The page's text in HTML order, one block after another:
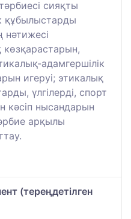
сияқты
құбылыстарды
адамгершілік
игеруі; этикалық
үлгілерді, спорт
кәсіп нысандарын
арқылы
(тереңдетілген